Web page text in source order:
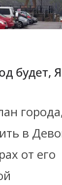
будет, Я
в
от его